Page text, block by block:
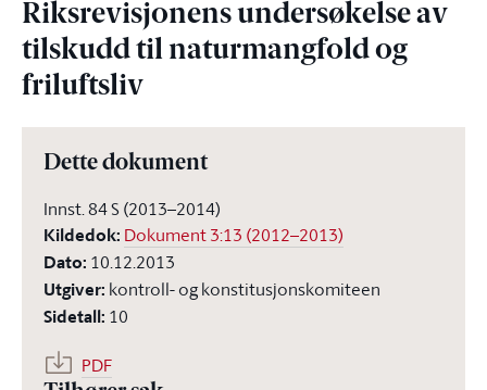
Riksrevisjonens undersøkelse av
tilskudd til naturmangfold og
friluftsliv
Dette dokument
Innst. 84 S (2013–2014)
Kildedok: Dokument 3:13 (2012–2013)
Dato: 10.12.2013
Utgiver: kontroll- og konstitusjonskomiteen
Sidetall: 10
PDF